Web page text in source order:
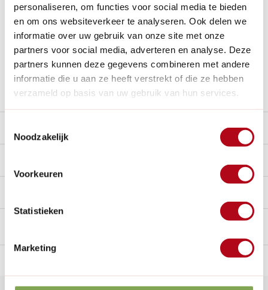
personaliseren, om functies voor social media te bieden
en om ons websiteverkeer te analyseren. Ook delen we
informatie over uw gebruik van onze site met onze
partners voor social media, adverteren en analyse. Deze
partners kunnen deze gegevens combineren met andere
informatie die u aan ze heeft verstrekt of die ze hebben
verzameld op basis van uw gebruik van hun services.
Noodzakelijk
Voorkeuren
Statistieken
Marketing
Betaal achteraf met Riverty.
Gratis verzendenvanaf € 60 in België en Nederland.*
14dagen bedenktijd
Al28 jaarde tuinspecialist voor tuinliefhebbers
Nieuw:Haal je bestelling in Wilnis bij ons op!
Stel een vraag over dit product
de tuinspecialist